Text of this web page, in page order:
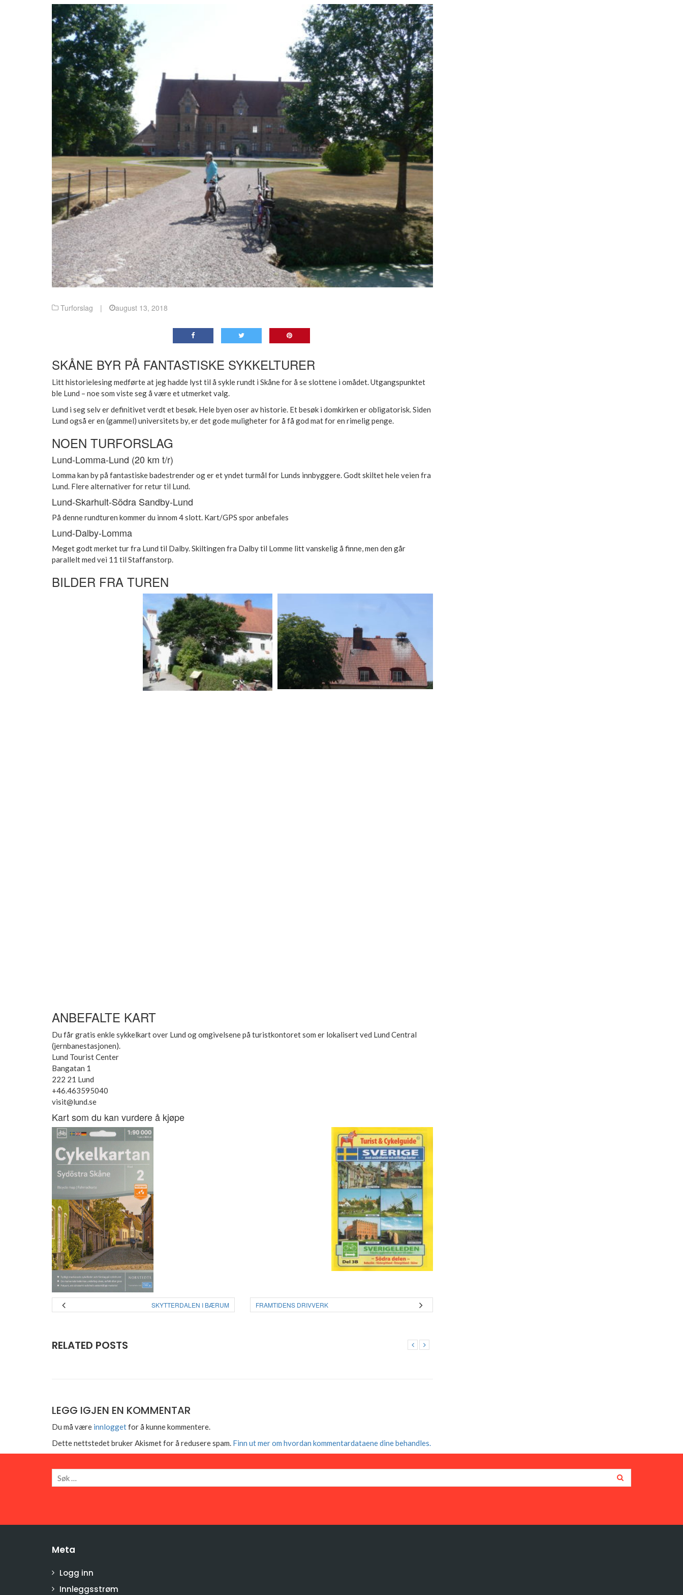
Turforslag | august 13, 2018
SKÅNE BYR PÅ FANTASTISKE SYKKELTURER
Litt historielesing medførte at jeg hadde lyst til å sykle rundt i Skåne for å se slottene i omådet. Utgangspunktet
ble Lund – noe som viste seg å være et utmerket valg.
Lund i seg selv er definitivet verdt et besøk. Hele byen oser av historie. Et besøk i domkirken er obligatorisk. Siden
Lund også er en (gammel) universitets by, er det gode muligheter for å få god mat for en rimelig penge.
NOEN TURFORSLAG
Lund-Lomma-Lund (20 km t/r)
Lomma kan by på fantastiske badestrender og er et yndet turmål for Lunds innbyggere. Godt skiltet hele veien fra
Lund. Flere alternativer for retur til Lund.
Lund-Skarhult-Södra Sandby-Lund
På denne rundturen kommer du innom 4 slott. Kart/GPS spor anbefales
Lund-Dalby-Lomma
Meget godt merket tur fra Lund til Dalby. Skiltingen fra Dalby til Lomme litt vanskelig å finne, men den går
parallelt med vei 11 til Staffanstorp.
BILDER FRA TUREN
ANBEFALTE KART
Du får gratis enkle sykkelkart over Lund og omgivelsene på turistkontoret som er lokalisert ved Lund Central
(jernbanestasjonen).
Lund Tourist Center
Bangatan 1
222 21 Lund
+46.463595040
visit@lund.se
Kart som du kan vurdere å kjøpe
SKYTTERDALEN I BÆRUM FRAMTIDENS DRIVVERK
RELATED POSTS
LEGG IGJEN EN KOMMENTAR
Du må være innloggetfor å kunne kommentere.
Dette nettstedet bruker Akismet for å redusere spam. Finn ut mer om hvordan kommentardataene dine behandles.
Meta
Logg inn
Innleggsstrøm